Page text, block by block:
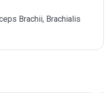
Brachii, Brachialis